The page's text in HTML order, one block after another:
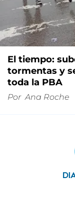
El tiempo:
tormentas y
toda la PBA
Por Ana Roche